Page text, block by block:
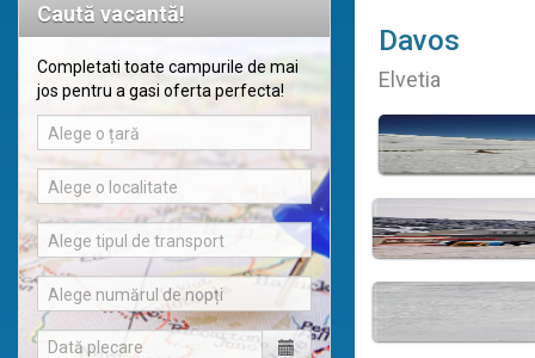
Caută vacantă!
Completati toate campurile de mai
jos pentru a gasi oferta perfecta!
Alege o țară
Alege o localitate
Alege tipul de transport
Alege numărul de nopți
Davos
Elvetia